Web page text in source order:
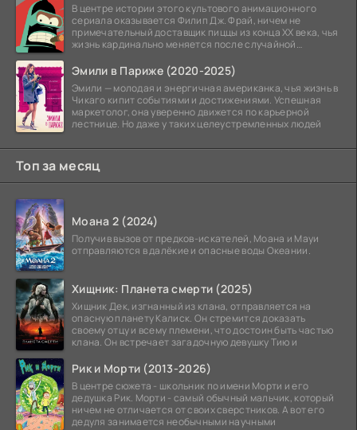
В центре истории этого культового анимационного
сериала оказывается Филип Дж. Фрай, ничем не
примечательный доставщик пиццы из конца XX века, чья
жизнь кардинально меняется после случайной
Эмили в Париже (2020-2025)
Эмили — молодая и энергичная американка, чья жизнь в
Чикаго кипит событиями и достижениями. Успешная
маркетолог, она уверенно движется по карьерной
лестнице. Но даже у таких целеустремленных людей
Топ за месяц
Моана 2 (2024)
Получив вызов от предков-искателей, Моана и Мауи
отправляются в далёкие и опасные воды Океании.
Хищник: Планета смерти (2025)
Хищник Дек, изгнанный из клана, отправляется на
опасную планету Калиск. Он стремится доказать
своему отцу и всему племени, что достоин быть частью
клана. Он встречает загадочную девушку Тию и
Рик и Морти (2013-2026)
В центре сюжета - школьник по имени Морти и его
дедушка Рик. Морти - самый обычный мальчик, который
ничем не отличается от своих сверстников. А вот его
дедуля занимается необычными научными